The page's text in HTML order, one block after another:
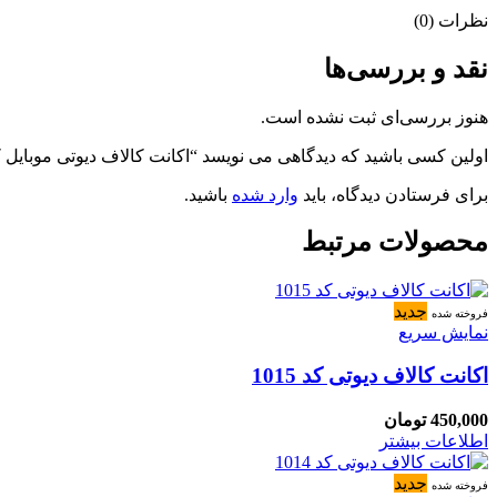
نظرات (0)
نقد و بررسی‌ها
هنوز بررسی‌ای ثبت نشده است.
اولین کسی باشید که دیدگاهی می نویسد “اکانت کالاف دیوتی موبایل کد
برای فرستادن دیدگاه، باید وارد شده باشید.
محصولات مرتبط
فروخته شده جدید
نمایش سریع
اکانت کالاف دیوتی کد 1015
450,000 تومان
اطلاعات بیشتر
فروخته شده جدید